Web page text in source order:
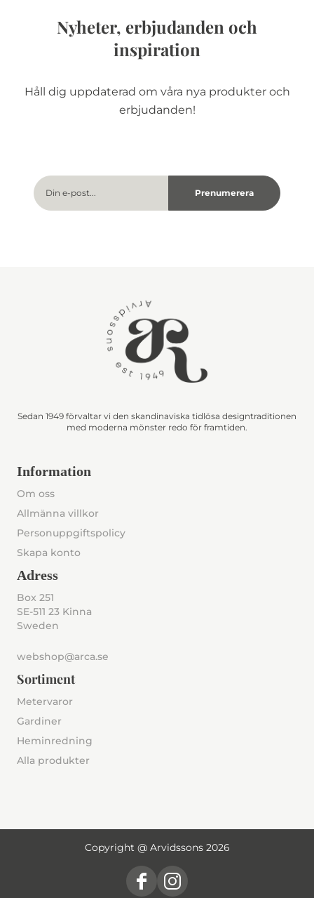
Nyheter, erbjudanden och
inspiration
Håll dig uppdaterad om våra nya produkter och
erbjudanden!
Sedan 1949 förvaltar vi den skandinaviska tidlösa designtraditionen
med moderna mönster redo för framtiden.
Information
Om oss
Allmänna villkor
Personuppgiftspolicy
Skapa konto
Adress
Box 251
SE-511 23 Kinna
Sweden
webshop@arca.se
Sortiment
Metervaror
Gardiner
Heminredning
Alla produkter
Copyright @ Arvidssons 2026